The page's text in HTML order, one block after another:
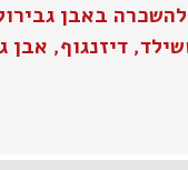
באבן
דיזנגוף, אבן